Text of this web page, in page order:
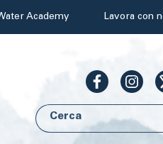
Academy Lavora con
Cerca